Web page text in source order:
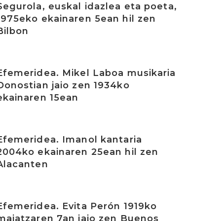
euskal idazlea eta poeta,
ekainaren 5ean hil zen
Mikel Laboa musikaria
jaio zen 1934ko
15ean
Imanol kantaria
ekainaren 25ean hil zen
Evita Perón 1919ko
7an jaio zen Buenos